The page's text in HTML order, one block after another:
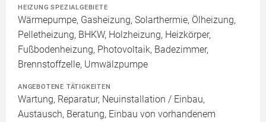
HEIZUNG SPEZIALGEBIETE
Wärmepumpe, Gasheizung, Solarthermie, Ölheizung,
Pelletheizung, BHKW, Holzheizung, Heizkörper,
Fußbodenheizung, Photovoltaik, Badezimmer,
Brennstoffzelle, Umwälzpumpe
ANGEBOTENE TÄTIGKEITEN
Wartung, Reparatur, Neuinstallation / Einbau,
Austausch, Beratung, Einbau von vorhandenem